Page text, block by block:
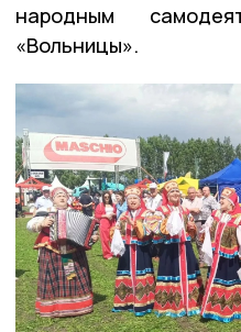
народным
«Вольницы».